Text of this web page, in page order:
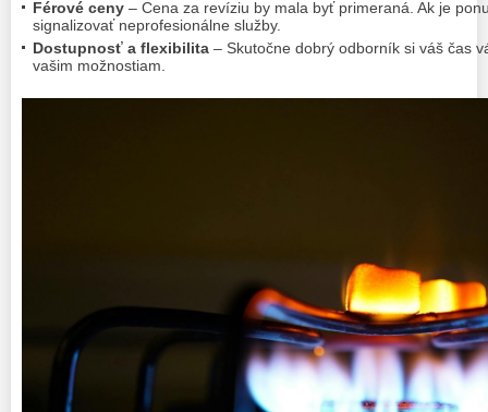
Férové ceny – Cena za revíziu by mala byť primeraná. Ak je
signalizovať neprofesionálne služby.
Dostupnosť a flexibilita – Skutočne dobrý odborník si váš čas
vašim možnostiam.